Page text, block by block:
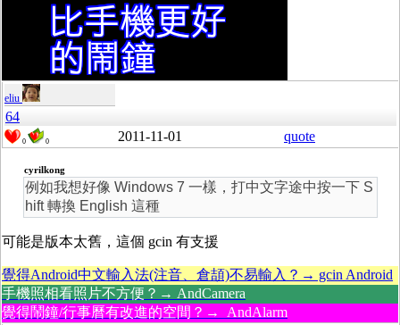
eliu
64
0 0 2011-11-01 quote
cyrilkong
例如我想好像 Windows 7 一樣，打中文字途中按一下 S
hift 轉換 English 這種
可能是版本太舊，這個 gcin 有支援
覺得Android中文輸入法(注音、倉頡)不易輸入？→ gcin Android
手機照相看照片不方便？→ AndCamera
覺得鬧鐘/行事曆有改進的空間？→ AndAlarm